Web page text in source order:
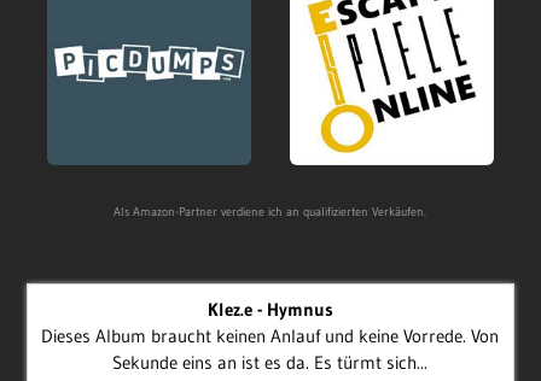
Als Amazon-Partner verdiene ich an qualifizierten Verkäufen.
Klez.e - Hymnus
Dieses Album braucht keinen Anlauf und keine Vorrede. Von
Sekunde eins an ist es da. Es türmt sich...